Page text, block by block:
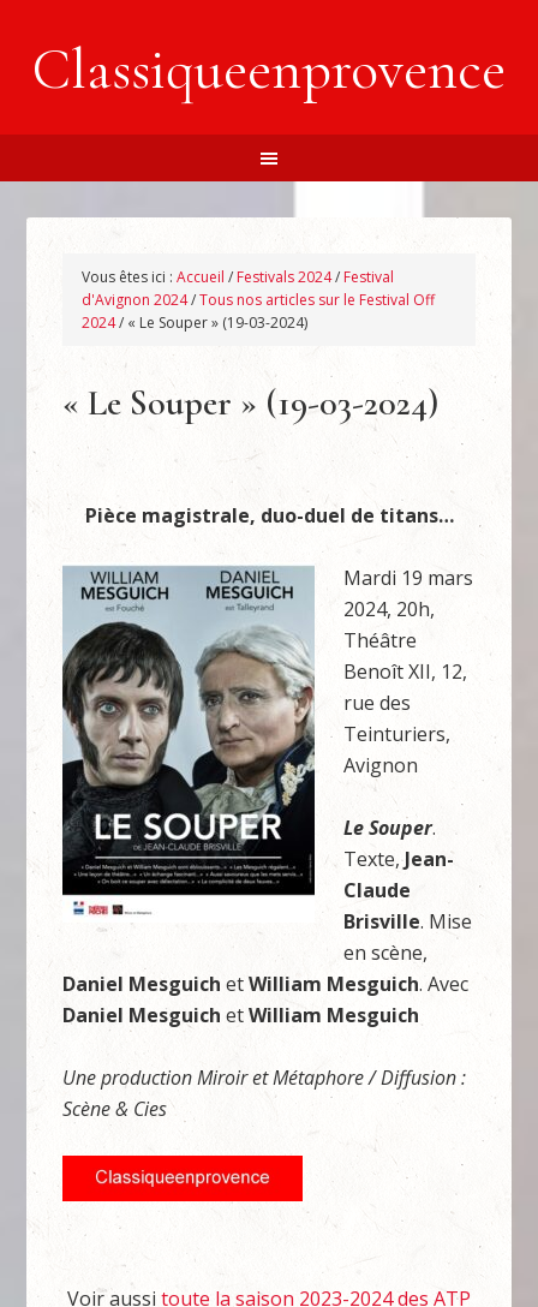
Classiqueenprovence
Vous êtes ici :Accueil / Festivals 2024/ Festival
d'Avignon 2024/Tous nos articles sur le Festival Off
2024/ « Le Souper » (19-03-2024)
« Le Souper » (19-03-2024)
Pièce magistrale, duo-duel de titans…
Mardi 19 mars
2024, 20h,
Théâtre
Benoît XII, 12,
rue des
Teinturiers,
Avignon
Le Souper.
Texte,Jean-
Claude
Brisville. Mise
en scène,
Daniel MesguichetWilliam Mesguich. Avec
Daniel Mesguich etWilliam Mesguich
Une production Miroir et Métaphore / Diffusion :
Scène & Cies
Voir aussi toute la saison 2023-2024 des ATP